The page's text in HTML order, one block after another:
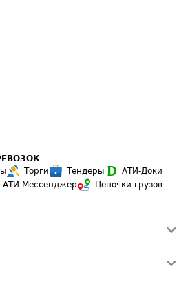
Торги Тендеры
АТИ-Доки
АТИ Мессенджер
Цепочки грузов